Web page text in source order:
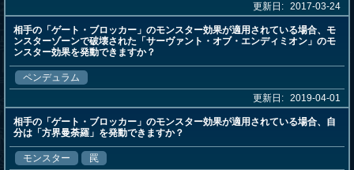
更新日: 2017-03-24
相手の「ゲート・ブロッカー」のモンスター効果が適用されている場合、モ
ンスターゾーンで破壊された「サーヴァント・オブ・エンディミオン」のモ
ンスター効果を発動できますか？
ペンデュラム
更新日: 2019-04-01
相手の「ゲート・ブロッカー」のモンスター効果が適用されている場合、自
分は「方界曼荼羅」を発動できますか？
モンスター
罠